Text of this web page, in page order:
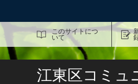
このサイトにつ
いて
サイト内検索
江東区コミュ